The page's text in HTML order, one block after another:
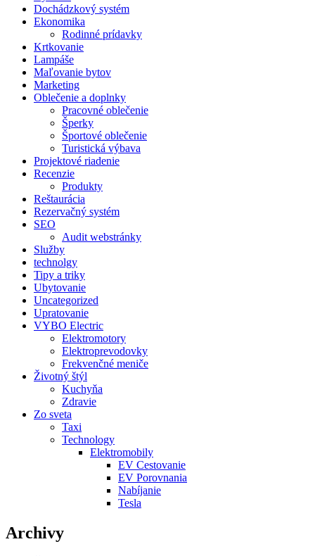
Dochádzkový systém
Ekonomika
Rodinné prídavky
Krtkovanie
Lampáše
Maľovanie bytov
Marketing
Oblečenie a doplnky
Pracovné oblečenie
Šperky
Športové oblečenie
Turistická výbava
Projektové riadenie
Recenzie
Produkty
Reštaurácia
Rezervačný systém
SEO
Audit webstránky
Služby
technolgy
Tipy a triky
Ubytovanie
Uncategorized
Upratovanie
VYBO Electric
Elektromotory
Elektroprevodovky
Frekvenčné meniče
Životný štýl
Kuchyňa
Zdravie
Zo sveta
Taxi
Technology
Elektromobily
EV Cestovanie
EV Porovnania
Nabíjanie
Tesla
Archivy